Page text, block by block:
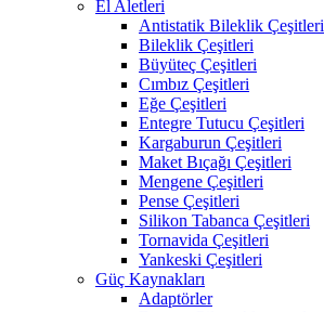
El Aletleri
Antistatik Bileklik Çeşitleri
Bileklik Çeşitleri
Büyüteç Çeşitleri
Cımbız Çeşitleri
Eğe Çeşitleri
Entegre Tutucu Çeşitleri
Kargaburun Çeşitleri
Maket Bıçağı Çeşitleri
Mengene Çeşitleri
Pense Çeşitleri
Silikon Tabanca Çeşitleri
Tornavida Çeşitleri
Yankeski Çeşitleri
Güç Kaynakları
Adaptörler